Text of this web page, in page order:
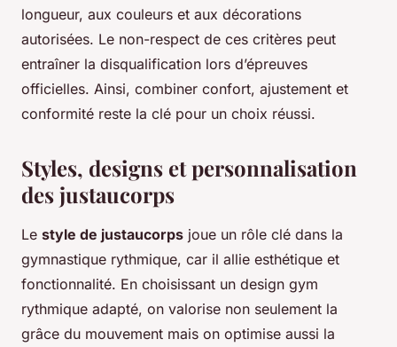
longueur, aux couleurs et aux décorations
autorisées. Le non-respect de ces critères peut
entraîner la disqualification lors d’épreuves
officielles. Ainsi, combiner confort, ajustement et
conformité reste la clé pour un choix réussi.
Styles, designs et personnalisation
des justaucorps
Le style de justaucorps joue un rôle clé dans la
gymnastique rythmique, car il allie esthétique et
fonctionnalité. En choisissant un design gym
rythmique adapté, on valorise non seulement la
grâce du mouvement mais on optimise aussi la